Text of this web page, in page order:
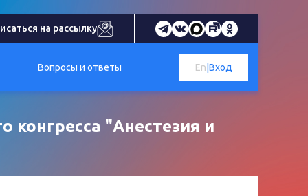
на рассылку
Вопросы и ответы Вход
En
конгресса "Анестезия и